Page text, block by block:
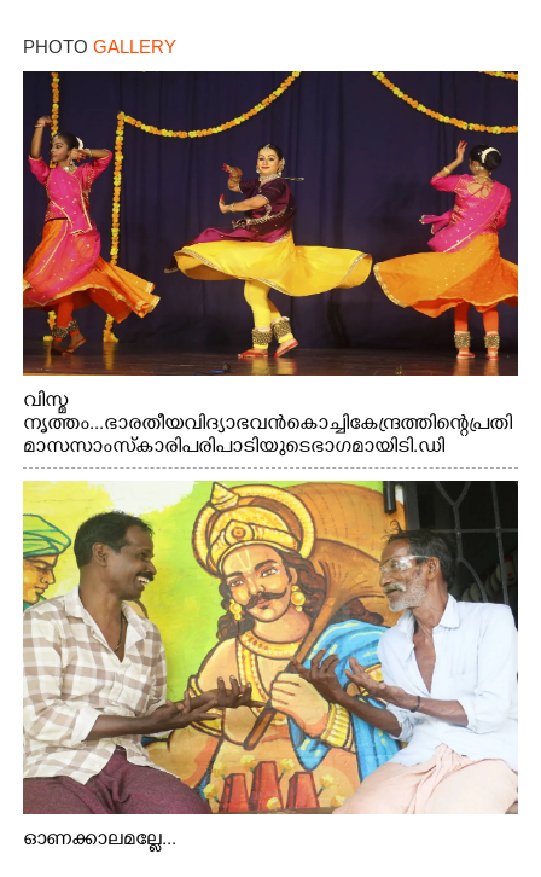
PHOTO GALLERY
വിസ്മ
നൃത്തം...ഭാരതീയ വിദ്യാഭവൻ കൊച്ചി കേന്ദ്രത്തിന്റെ പ്രതി
മാസ സാംസ്കാരി പരിപാടിയുടെ ഭാഗമായി ടി.ഡി
റോഡിലെ ഭാരതീയ വിദ്യാഭവൻ സർദാർ പട്ടേൽ
സഭാഗൃഹത്തിൽ പ്രശസ്ത കഥക് നർത്തകി എം.
അക്ഷത അവതരിപ്പിച്ച ലയ നമൻ കഥകിൽ നിന്ന്
ഓണക്കാലമല്ലേ...